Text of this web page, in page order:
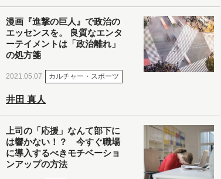
漫画『進撃の巨人』で政治の
エッセンスを。 良質なエンタ
ーテイメントは「政治離れ」
の処方箋
2021.05.07 カルチャー・スポーツ
井田 真人
上司の「応援」なんて部下に
は響かない！？ 今すぐ職場
に導入するべきモチベーショ
ンアップの方法